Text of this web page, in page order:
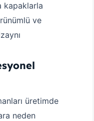
kapaklarla
ve
üretimde
neden